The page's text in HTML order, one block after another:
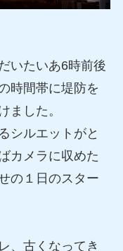
いたいあ6時前後
時間帯に堤防を
ました。
シルエットがと
カメラに収めた
の１日のスター
、古くなってき